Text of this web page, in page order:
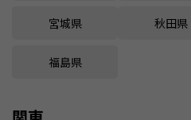
宮城県 秋田県
福島県